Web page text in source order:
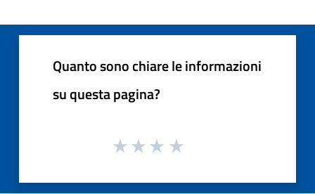
Quanto sono chiare le informazioni
su questa pagina?